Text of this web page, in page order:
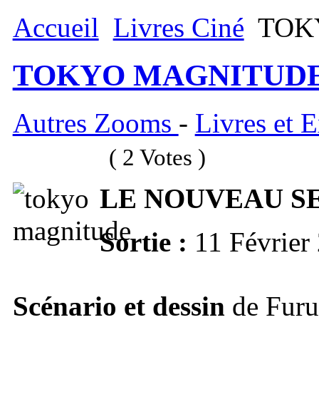
Accueil Livres Ciné
TOKYO
Autres Zooms - Livres et
( 2 Votes )
LE NOUVEAU
Sortie : 11 Février
Scénario et dessin de